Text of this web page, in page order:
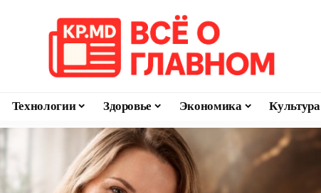
Технологии Здоровье Экономика Культура